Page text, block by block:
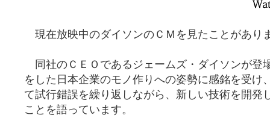
現在放映中のダイソンのＣＭを見たことがあり
同社のＣＥＯであるジェームズ・ダイソンが登
をした日本企業のモノ作りへの姿勢に感銘を受け
て試行錯誤を繰り返しながら、新しい技術を開発
ことを語っています。